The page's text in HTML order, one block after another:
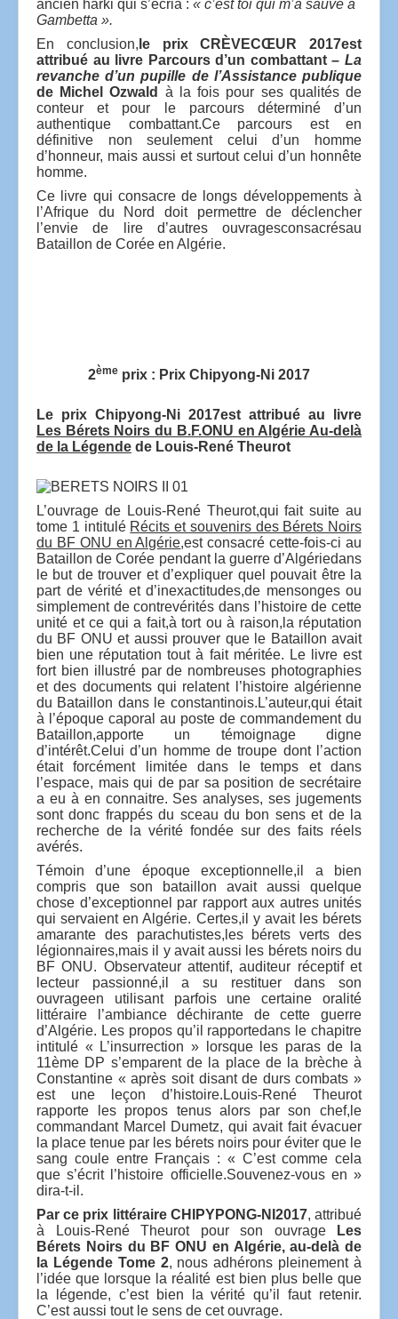
ancien harki qui s’écria : « c’est toi qui m’a sauvé à
Gambetta ».
En conclusion, le prixCRÈVECŒUR 2017est
attribué au livre Parcours d’un combattant – La
revanche d’un pupille de l’Assistance publique
de Michel Ozwald à la fois pour ses qualités de
conteur et pour le parcours déterminé d’un
authentique combattant.Ce parcours est en
définitive non seulement celui d’un homme
d’honneur, mais aussi et surtout celui d’un honnête
homme.
Ce livre qui consacre de longs développements à
l’Afrique du Nord doit permettre de déclencher
l’envie de lire d’autres ouvragesconsacrésau
Bataillon de Corée en Algérie.
2ème prix : Prix Chipyong-Ni 2017
Le prix Chipyong-Ni 2017est attribué au livre
Les Bérets Noirs du B.F.ONU en Algérie Au-delà
de la Légende de Louis-René Theurot
L’ouvrage de Louis-René Theurot,qui fait suite au
tome 1 intitulé Récits et souvenirs des Bérets Noirs
du BF ONU en Algérie,est consacré cette-fois-ci au
Bataillon de Corée pendant la guerre d’Algériedans
le but de trouver et d’expliquer quel pouvait être la
part de vérité et d’inexactitudes,de mensonges ou
simplement de contrevérités dans l’histoire de cette
unité et ce qui a fait,à tort ou à raison,la réputation
du BF ONU et aussi prouver que le Bataillon avait
bien une réputation tout à fait méritée. Le livre est
fort bien illustré par de nombreuses photographies
et des documents qui relatent l’histoire algérienne
du Bataillon dans le constantinois.L’auteur,qui était
à l’époque caporal au poste de commandement du
Bataillon,apporte un témoignage digne
d’intérêt.Celui d’un homme de troupe dont l’action
était forcément limitée dans le temps et dans
l’espace, mais qui de par sa position de secrétaire
a eu à en connaitre. Ses analyses, ses jugements
sont donc frappés du sceau du bon sens et de la
recherche de la vérité fondée sur des faits réels
avérés.
Témoin d’une époque exceptionnelle,il a bien
compris que son bataillon avait aussi quelque
chose d’exceptionnel par rapport aux autres unités
qui servaient en Algérie. Certes,il y avait les bérets
amarante des parachutistes,les bérets verts des
légionnaires,mais il y avait aussi les bérets noirs du
BF ONU. Observateur attentif, auditeur réceptif et
lecteur passionné,il a su restituer dans son
ouvrageen utilisant parfois une certaine oralité
littéraire l’ambiance déchirante de cette guerre
d’Algérie. Les propos qu’il rapportedans le chapitre
intitulé « L’insurrection » lorsque les paras de la
11ème DP s’emparent de la place de la brèche à
Constantine « après soit disant de durs combats »
est une leçon d’histoire.Louis-René Theurot
rapporte les propos tenus alors par son chef,le
commandant Marcel Dumetz, qui avait fait évacuer
la place tenue par les bérets noirs pour éviter que le
sang coule entre Français : « C’est comme cela
que s’écrit l’histoire officielle.Souvenez-vous en »
dira-t-il.
Par ce prix littéraire CHIPYPONG-NI2017, attribué
à Louis-René Theurot pour son ouvrage
Les
Bérets Noirs du BF ONU en Algérie, au-delà de
la Légende Tome 2, nous adhérons pleinement à
l’idée que lorsque la réalité est bien plus belle que
la légende, c’est bien la vérité qu’il faut retenir.
C’est aussi tout le sens de cet ouvrage.